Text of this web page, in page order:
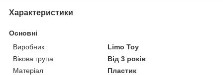
Характеристики
Основні
Виробник
Limo Toy
Вікова група
Від 3 років
Матеріал
Пластик